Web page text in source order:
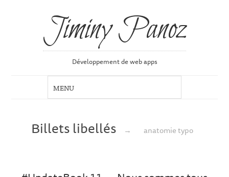
Jiminy Panoz
Développement de web apps
Billets libellés → anatomie typo